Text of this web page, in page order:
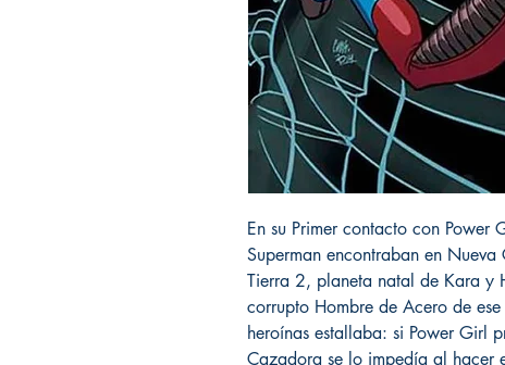
En su Primer contacto con
Superman encontraban en
Tierra 2, planeta natal de Kara y
corrupto Hombre de Acero de
heroínas estallaba: si Power Girl
Cazadora se lo impedía al hacer